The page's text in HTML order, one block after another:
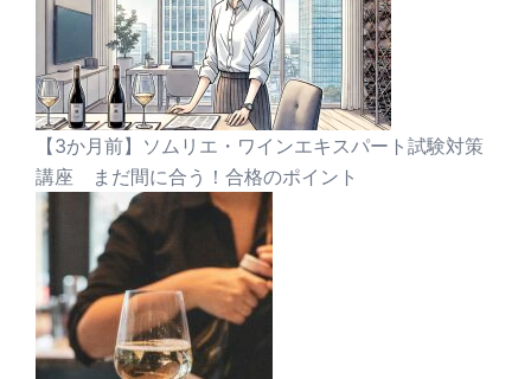
【3か月前】ソムリエ・ワインエキスパート試験対策
講座 まだ間に合う！合格のポイント